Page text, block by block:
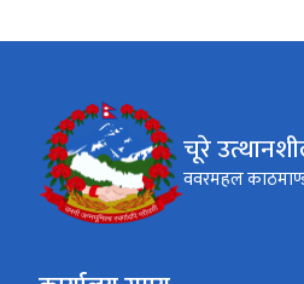
चूरे
ववरमहल